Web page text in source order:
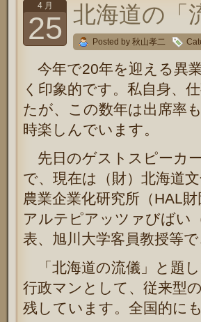
4 月
25 北海道の「
Posted by 秋山孝二
今年で20年を迎える異
く印象的です。私自身、
たが、この数年は出席率
時楽しんでいます。
先日のゲストスピーカ
で、現在は（財）北海道
農業企業化研究所（HAL財
アルテピアッツァびばい
表、旭川大学客員教授等で
「北海道の流儀」と題
行政マンとして、従来型
残しています。全国的に